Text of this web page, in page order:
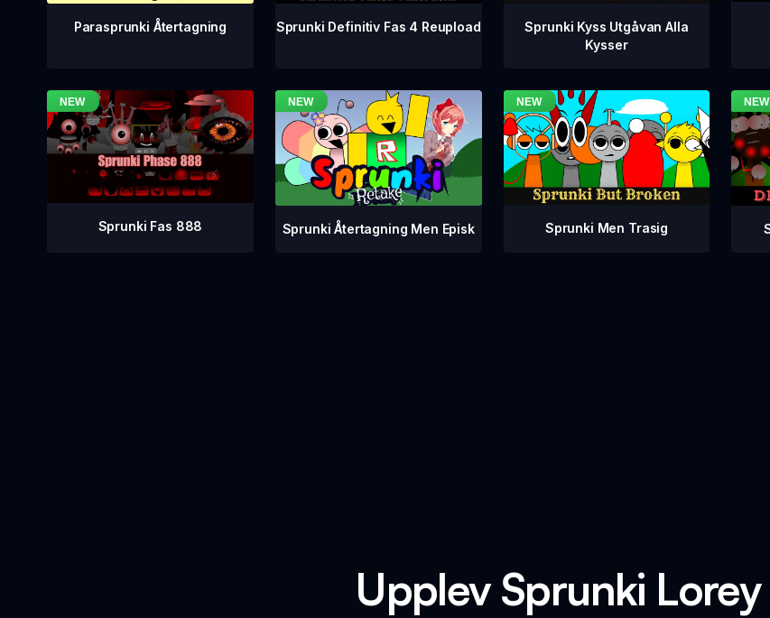
Parasprunki Återtagning Sprunki Definitiv Fas 4 Reupload
Sprunki Kyss Utgåvan Alla
Kysser
Sprunki Fas 888 Sprunki Återtagning Men Episk Sprunki Men Trasig
Upplev Sprunki